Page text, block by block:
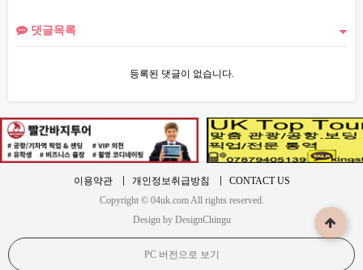
댓글목록
등록된 댓글이 없습니다.
이용약관 개인정보취급방침
CONTACT US
Copyright © 04uk.com All rights reserved.
Design by DesignChingu
PC 버전으로 보기